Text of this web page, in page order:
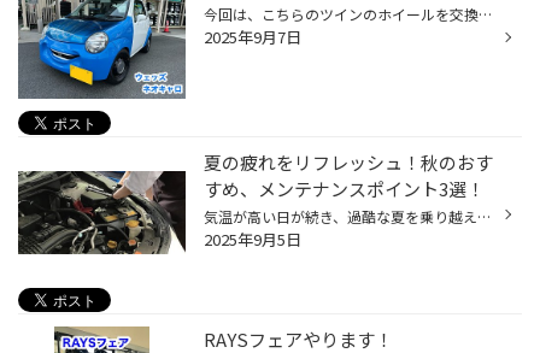
今回は、こちらのツインのホイールを交換したので紹介いたします！ 超・特徴的なフロントフェイスはまるで〇ーズの世界から飛び出してきた見た目です。 ボンネットにはカスタムペイントまで施していました！ 装着前 車体購入時に装着されていた特徴的な白ホイールですが・・ オーバーサイズで車体か...
2025年9月7日
夏の疲れをリフレッシュ！秋のおす
すめ、メンテナンスポイント3選！
気温が高い日が続き、過酷な夏を乗り越えたお車も実は疲れが溜まっています。 そのお車の疲れをとりつつ、秋の行楽シーズンを快適に過ごす為の 『おすすめカーメンテナンス』をご紹介いたします！ 【オススメ秋前メンテナンス3選！】 ■ バッテリー点検・交換 季節の変わり目はバッテリーの調子が悪...
2025年9月5日
RAYSフェアやります！